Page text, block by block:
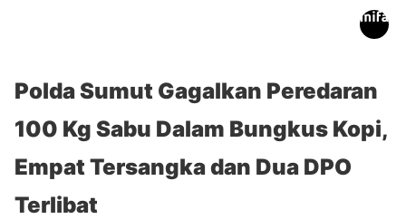
Polda Sumut Gagalkan Peredaran
100 Kg Sabu Dalam Bungkus Kopi,
Empat Tersangka dan Dua DPO
Terlibat